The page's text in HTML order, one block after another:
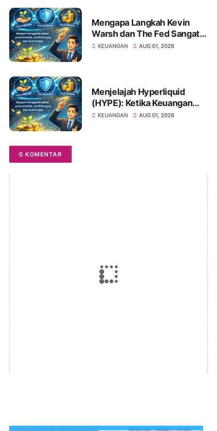
Mengapa Langkah Kevin
Warsh dan The Fed Sangat
Penting Bagi Portofolio
KEUANGAN AUG 01, 2026
Menjelajah Hyperliquid
(HYPE): Ketika Keuangan
Tradisional Berkelindan
KEUANGAN AUG 01, 2026
0 KOMENTAR